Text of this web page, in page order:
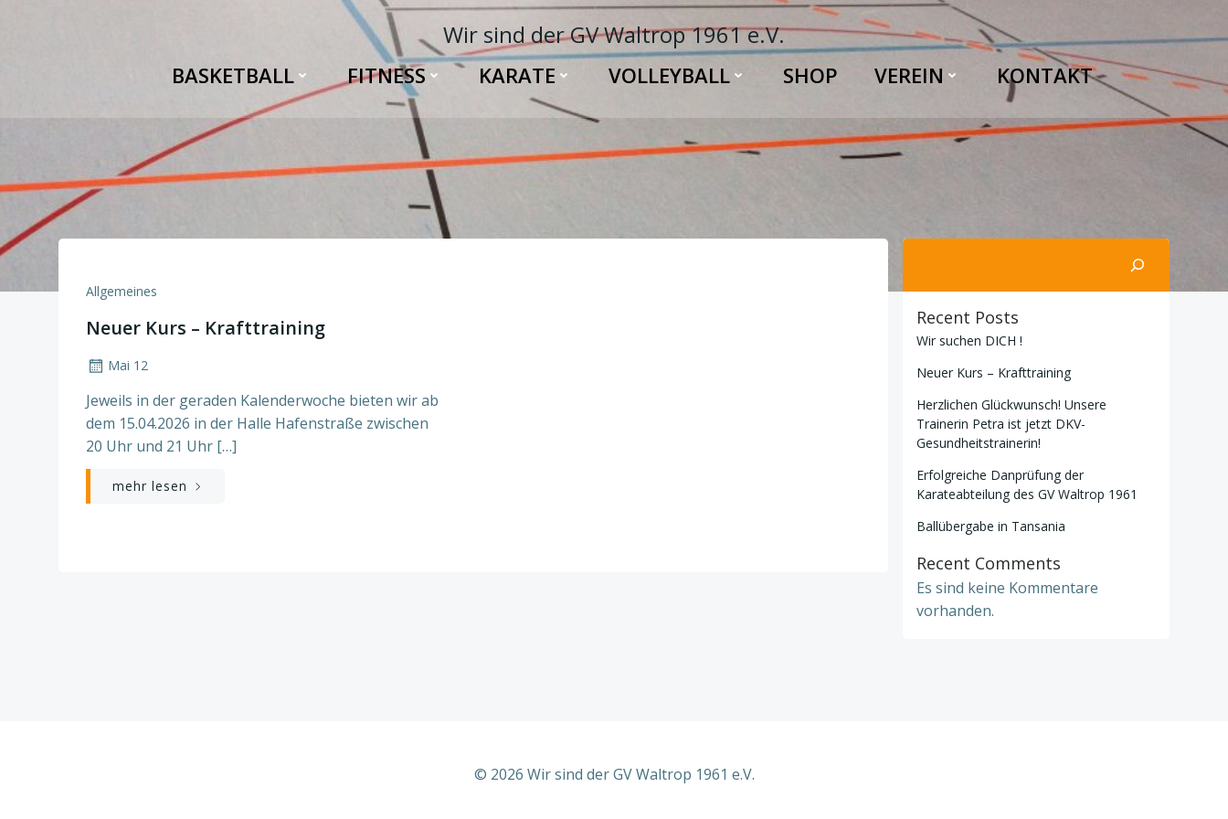
Wir sind der GV Waltrop 1961 e.V.
BASKETBALL FITNESS KARATE VOLLEYBALL SHOP VEREIN KONTAKT
Allgemeines
Neuer Kurs – Krafttraining
Mai 12
Jeweils in der geraden Kalenderwoche bieten wir ab
dem 15.04.2026 in der Halle Hafenstraße zwischen
20 Uhr und 21 Uhr […]
mehr lesen
Suchen
Recent Posts
Wir suchen DICH !
Neuer Kurs – Krafttraining
Herzlichen Glückwunsch! Unsere
Trainerin Petra ist jetzt DKV-
Gesundheitstrainerin!
Erfolgreiche Danprüfung der
Karateabteilung des GV Waltrop 1961
Ballübergabe in Tansania
Recent Comments
Es sind keine Kommentare
vorhanden.
© 2026 Wir sind der GV Waltrop 1961 e.V.